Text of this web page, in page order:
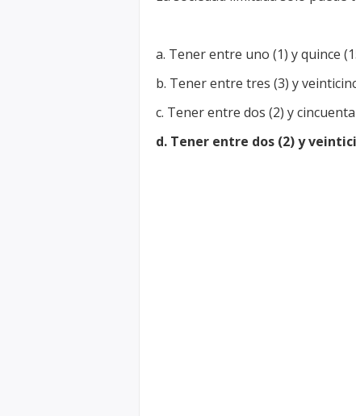
a. Tener entre uno (1) y quince
b. Tener entre tres (3) y
c. Tener entre dos (2) y
d. Tener entre dos (2) y